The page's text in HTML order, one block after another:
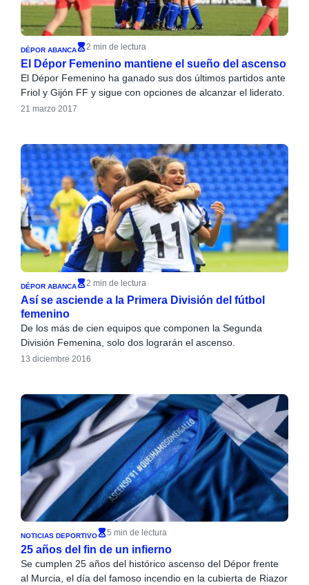
DÉPOR ABANCA 2 min de lectura
El Dépor Femenino mantiene el sueño del ascenso
El Dépor Femenino ha ganado sus dos últimos partidos ante
Friol y Gijón FF y sigue con opciones de alcanzar el liderato.
21 marzo 2017
DÉPOR ABANCA 2 min de lectura
Así se asciende a la Primera División del fútbol
femenino
De los más de cien equipos que componen la Segunda
División Femenina, solo dos lograrán el ascenso.
13 diciembre 2016
NOTICIAS DEPORTIVO 5 min de lectura
25 años del fin de un infierno
Se cumplen 25 años del histórico ascenso del Dépor frente
al Murcia, el día del famoso incendio en la cubierta de Riazor